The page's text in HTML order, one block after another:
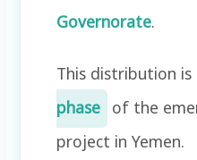
Governorate.
This distribution
phase of the
project in Yemen.